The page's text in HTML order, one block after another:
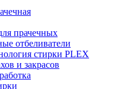
прачечных
отбеливатели
стирки PLEX
и закрасов